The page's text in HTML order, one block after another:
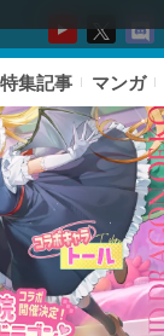
特集記事 マンガ